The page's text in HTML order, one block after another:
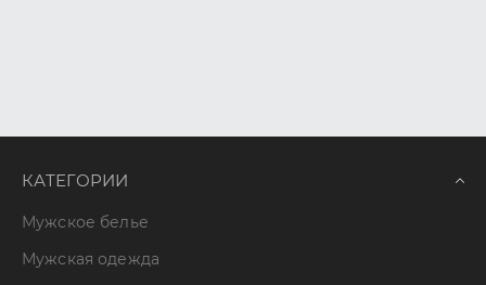
КАТЕГОРИИ
Мужское белье
Мужская одежда